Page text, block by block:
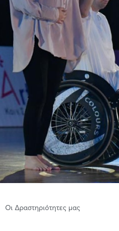
Οι Δραστηριότητες μας